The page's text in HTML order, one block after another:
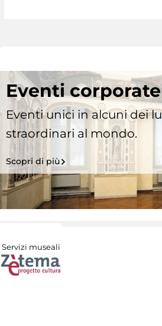
Eventi corporate
Eventi unici in alcuni dei
straordinari al mondo.
Scopri di più
Servizi museali